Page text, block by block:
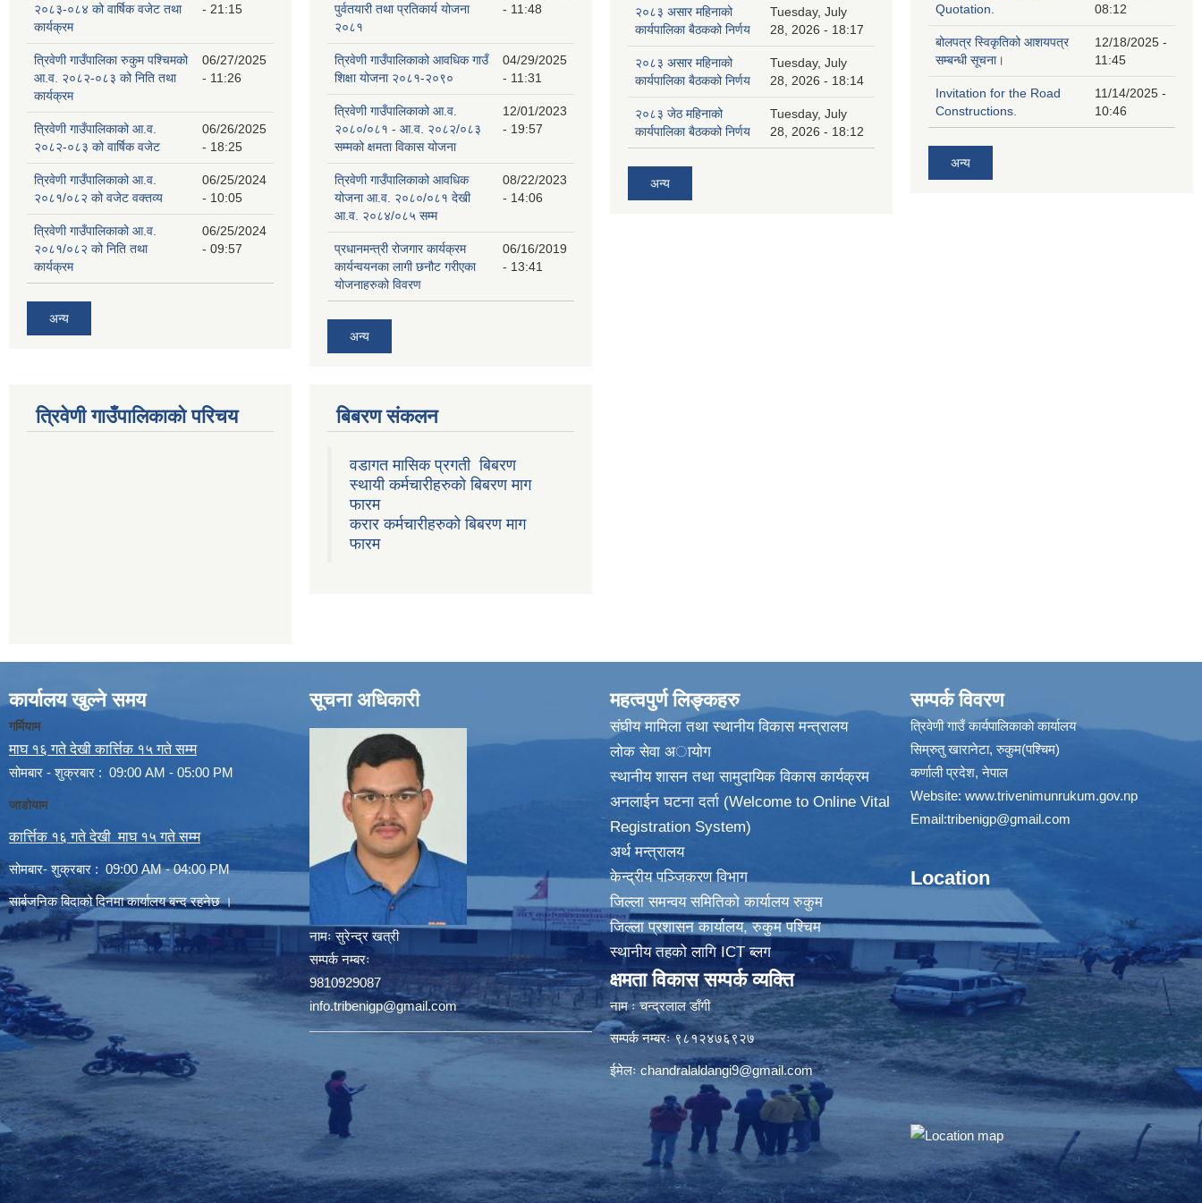
२०८३-०८४ को वार्षिक वजेट तथा
कार्यक्रम
- 21:15
त्रिवेणी गाउँपालिका रुकुम पश्‍चिमको
आ.व. २०८२-०८३ को निति तथा
कार्यक्रम
06/27/2025
- 11:26
त्रिवेणी गाउँपालिकाको आ.व.
२०८२-०८३ को वार्षिक वजेट
06/26/2025
- 18:25
त्रिवेणी गाउँपालिकाको आ.व.
२०८१/०८२ को वजेट वक्तव्य
06/25/2024
- 10:05
त्रिवेणी गाउँपालिकाको आ.व.
२०८१/०८२ को निति तथा
कार्यक्रम
06/25/2024
- 09:57
अन्य
पुर्वतयारी तथा प्रतिकार्य योजना
२०८१
- 11:48
त्रिवेणी गाउँपालिकाको आवधिक गाउँ
शिक्षा योजना २०८१-२०९०
04/29/2025
- 11:31
त्रिवेणी गाउँपालिकाको आ.व.
२०८०/०८१ - आ.व. २०८२/०८३
सम्मको क्षमता विकास योजना
12/01/2023
- 19:57
त्रिवेणी गाउँपालिकाको आवधिक
योजना आ.व. २०८०/०८१ देखी
आ.व. २०८४/०८५ सम्म
08/22/2023
- 14:06
प्रधानमन्त्री रोजगार कार्यक्रम
कार्यन्वयनका लागी छनौट गरीएका
योजनाहरुको विवरण
06/16/2019
- 13:41
अन्य
२०८३ असार महिनाको
कार्यपालिका बैठकको निर्णय
Tuesday, July
28, 2026 - 18:17
२०८३ असार महिनाको
कार्यपालिका बैठकको निर्णय
Tuesday, July
28, 2026 - 18:14
२०८३ जेठ महिनाको
कार्यपालिका बैठकको निर्णय
Tuesday, July
28, 2026 - 18:12
अन्य
Quotation.
08:12
बोलपत्र स्विकृतिको आशयपत्र
सम्बन्धी सूचना।
12/18/2025 -
11:45
Invitation for the Road
Constructions.
11/14/2025 -
10:46
अन्य
त्रिवेणी गाउँपालिकाको परिचय बिबरण संकलन
वडागत मासिक प्रगती बिबरण
स्थायी कर्मचारीहरुको बिबरण माग
फारम
करार कर्मचारीहरुको बिबरण माग
फारम
कार्यालय खुल्ने समय
गर्मियाम
माघ १६ गते देखी कार्त्तिक १५ गते सम्म
सोमबार - शुक्रबार : 09:00 AM - 05:00 PM
जाडोयाम
कार्त्तिक १६ गते देखी माघ १५ गते सम्म
सोमबार- शुक्रबार : 09:00 AM - 04:00 PM
सार्बजनिक बिदाको दिनमा कार्यालय बन्द रहनेछ ।
सूचना अधिकारी
नामः सुरेन्द्र खत्री
सम्पर्क नम्बरः
9810929087
info.tribenigp@gmail.com
महत्वपुर्ण लिङ्कहरु
संघीय मामिला तथा स्थानीय विकास मन्त्रालय
लोक सेवा अायाेग
स्थानीय शासन तथा सामुदायिक विकास कार्यक्रम
अनलाईन घटना दर्ता (Welcome to Online Vital
Registration System)
अर्थ मन्त्रालय
केन्द्रीय पञ्जिकरण विभाग
जिल्ला समन्वय समितिको कार्यालय रुकुम
जिल्ला प्रशासन कार्यालय, रुकुम पश्चिम
स्थानीय तहको लागि ICT ब्लग
क्षमता विकास सम्पर्क व्यक्ति
नाम ः चन्द्रलाल डाँगी
सम्पर्क नम्बरः ९८१२४७६९२७
ईमेलःchandralaldangi9@gmail.com
सम्पर्क विवरण
त्रिवेणी गाउँ कार्यपालिकाकाे कार्यालय
सिम्रुतु खारानेटा, रुकुम(पश्‍चिम)
कर्णाली प्रदेश, नेपाल
Website: www.trivenimunrukum.gov.np
Email:tribenigp@gmail.com
Location